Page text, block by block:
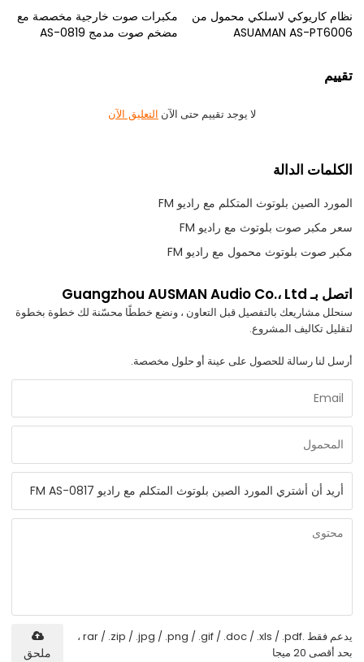
نظام كاريوكي لاسلكي محمول من
ASUAMAN AS-PT6006
مكبرات صوت خارجية مخصصة مع
مضخم صوت مدمج AS-0819
تقييم
لا يوجد تقييم حتى الآن التعليق الآن
الكلمات الدالة
المورد الصين بلوتوث المتكلم مع راديو FM
سعر مكبر صوت بلوتوث مع راديو FM
مكبر صوت بلوتوث محمول مع راديو FM
اتصل بـ Guangzhou AUSMAN Audio Co.، Ltd
سنحلل مشاريعك بالتفصيل قبل التعاون ، ونضع خططًا محسّنة لك خطوة بخطوة
لتقليل تكاليف المشروع.
أرسل لنا رسالة للحصول على عينة أو حلول مخصصة.
يدعم فقط .rar / .zip / .jpg / .png / .gif / .doc / .xls / .pdf ،
بحد أقصى 20 ميجا
ملحق